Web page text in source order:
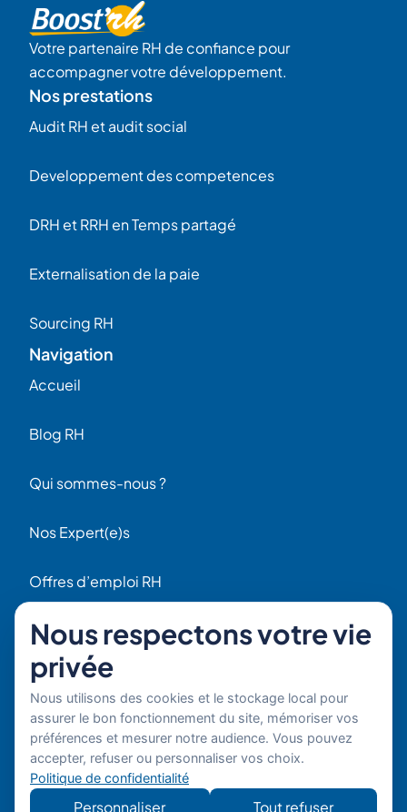
Votre partenaire RH de confiance pour
accompagner votre développement.
Nos prestations
Audit RH et audit social
Developpement des competences
DRH et RRH en Temps partagé
Externalisation de la paie
Sourcing RH
Navigation
Accueil
Blog RH
Qui sommes-nous ?
Nos Expert(e)s
Offres d’emploi RH
56 Rue Raspail
F92300 Levallois
+ 33 (0)1 42 70 97 20
Par email
Copyright © 2026 Boost'RH
Groupe. Tous droits réservés.
Site
Mentions légales
Nous respectons votre vie
privée
Nous utilisons des cookies et le stockage local pour
assurer le bon fonctionnement du site, mémoriser vos
préférences et mesurer notre audience. Vous pouvez
accepter, refuser ou personnaliser vos choix.
Politique de confidentialité
Personnaliser Tout refuser